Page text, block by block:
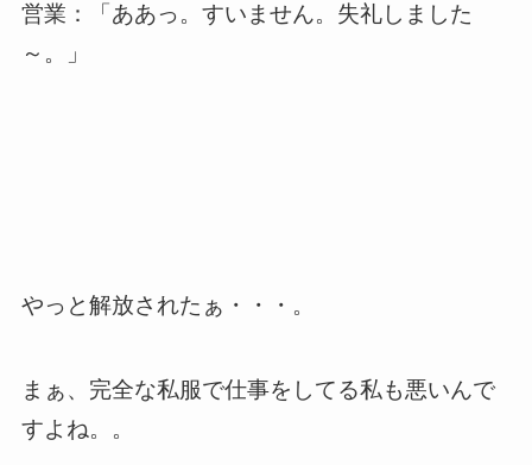
営業：「ああっ。すいません。失礼しました
～。」
やっと解放されたぁ・・・。
まぁ、完全な私服で仕事をしてる私も悪いんで
すよね。。